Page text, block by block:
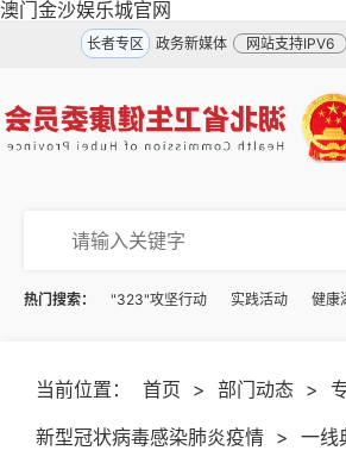
澳门金沙娱乐城官网
长者专区 政务新媒体 网站支持IPV6
热门搜索： "323"攻坚行动 实践活动 健康
当前位置： 首页 > 部门动态 >
新型冠状病毒感染肺炎疫情 > 一线